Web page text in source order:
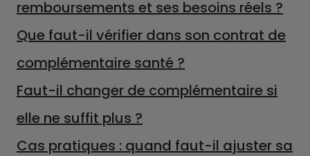
remboursements et ses besoins réels ?
Que faut-il vérifier dans son contrat de
complémentaire santé ?
Faut-il changer de complémentaire si
elle ne suffit plus ?
Cas pratiques : quand faut-il ajuster sa